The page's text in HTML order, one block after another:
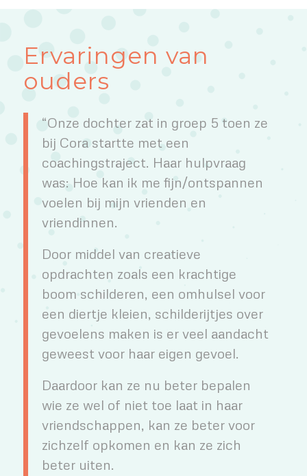
Ervaringen van
ouders
“Onze dochter zat in groep 5 toen ze
bij Cora startte met een
coachingstraject. Haar hulpvraag
was: Hoe kan ik me fijn/ontspannen
voelen bij mijn vrienden en
vriendinnen.
Door middel van creatieve
opdrachten zoals een krachtige
boom schilderen, een omhulsel voor
een diertje kleien, schilderijtjes over
gevoelens maken is er veel aandacht
geweest voor haar eigen gevoel.
Daardoor kan ze nu beter bepalen
wie ze wel of niet toe laat in haar
vriendschappen, kan ze beter voor
zichzelf opkomen en kan ze zich
beter uiten.